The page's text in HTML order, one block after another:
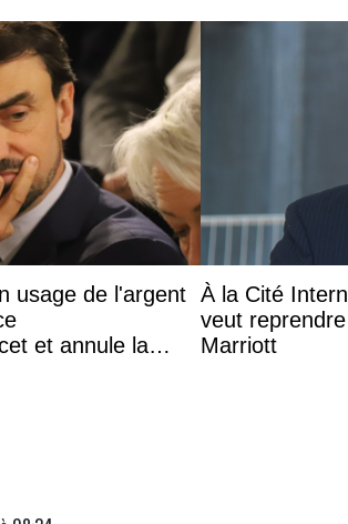
usage de l'argent
et annule la
À la Cité
veut
Marriott